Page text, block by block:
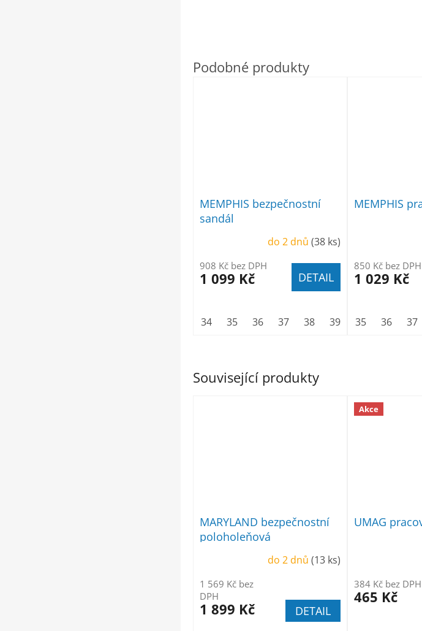
Související produkty
MARYLAND bezpečnostní
poloholeňová
do 2 dnů(13 ks)
1 569 Kč bez
DPH
1 899 Kč DETAIL
Akce
UMAG
384 Kč bez DPH
465 Kč
MEMPHIS bezpečnostní
sandál
do 2 dnů(38 ks)
908 Kč bez DPH
1 099 Kč DETAIL
34 35 36 37 38 39 40 41 42
MEMPHIS
850 Kč bez DPH
1 029 Kč
35 36 37